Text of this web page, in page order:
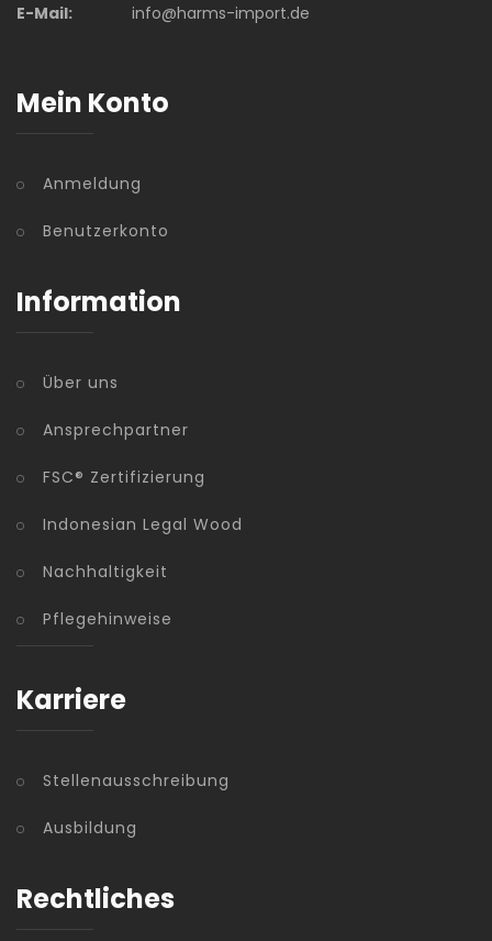
E-Mail:
info@harms-import.de
Mein Konto
Anmeldung
Benutzerkonto
Information
Über uns
Ansprechpartner
FSC® Zertifizierung
Indonesian Legal Wood
Nachhaltigkeit
Pflegehinweise
Karriere
Stellenausschreibung
Ausbildung
Rechtliches